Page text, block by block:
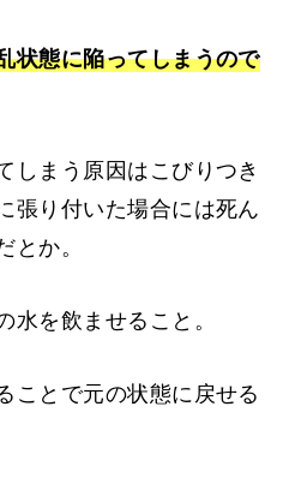
状態に陥ってしまうので
しまう原因はこびりつき
張り付いた場合には死ん
とか。
水を飲ませること。
ことで元の状態に戻せる